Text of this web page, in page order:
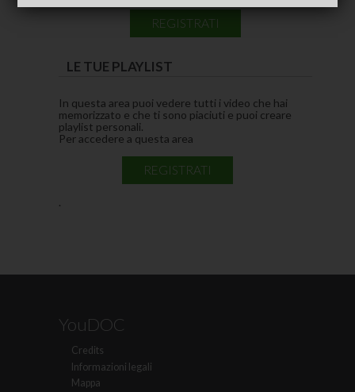
REGISTRATI
LE TUE PLAYLIST
In questa area puoi vedere tutti i video che hai
memorizzato e che ti sono piaciuti e puoi creare
playlist personali.
Per accedere a questa area
REGISTRATI
.
YouDOC
Credits
Informazioni legali
Mappa